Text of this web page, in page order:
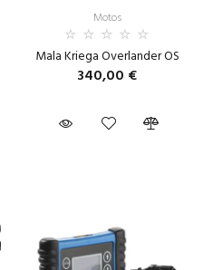
Motos
Mala Kriega Overlander OS
340,00 €